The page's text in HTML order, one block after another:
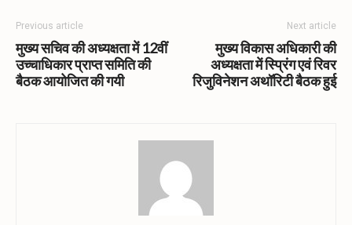
Previous article
मुख्य सचिव की अध्यक्षता में 12वीं
उच्चाधिकार प्राप्त समिति की
बैठक आयोजित की गयी
Next article
मुख्य विकास अधिकारी की
अध्यक्षता में स्प्रिंग एवं रिवर
रिजुविनेशन अथॉरिटी बैठक हुई